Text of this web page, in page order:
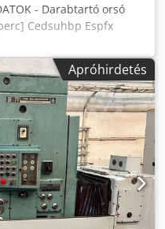
- Darabtartó orsó
Cedsuhbp Espfx
: 3000
[mm] - Méretek : 2820 x
KELLÉKEK - CN
TX60 robot CS8C
Apróhirdetés